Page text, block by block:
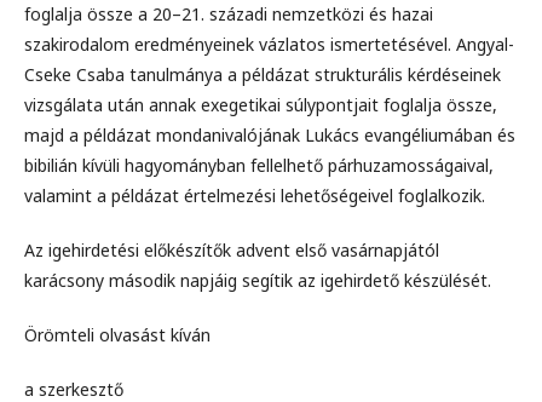
foglalja össze a 20–21. századi nemzetközi és hazai
szakirodalom eredményeinek vázlatos ismertetésével. Angyal-
Cseke Csaba tanulmánya a példázat strukturális kérdéseinek
vizsgálata után annak exegetikai súlypontjait foglalja össze,
majd a példázat mondanivalójának Lukács evangéliumában és
bibilián kívüli hagyományban fellelhető párhuzamosságaival,
valamint a példázat értelmezési lehetőségeivel foglalkozik.
Az igehirdetési előkészítők advent első vasárnapjától
karácsony második napjáig segítik az igehirdető készülését.
Örömteli olvasást kíván
a szerkesztő